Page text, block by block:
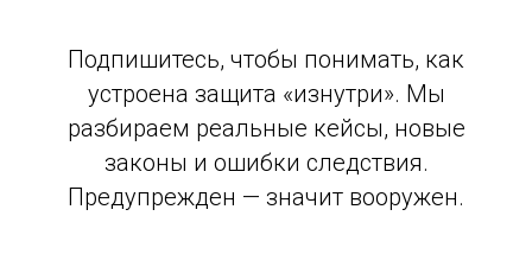
Подпишитесь, чтобы понимать, как
устроена защита «изнутри». Мы
разбираем реальные кейсы, новые
законы и ошибки следствия.
Предупрежден — значит вооружен.